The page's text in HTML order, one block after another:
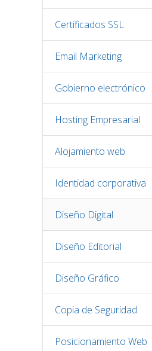
Certificados SSL
Email Marketing
Gobierno electrónico
Hosting Empresarial
Alojamiento web
Identidad corporativa
Diseño Digital
Diseño Editorial
Diseño Gráfico
Copia de Seguridad
Posicionamiento Web